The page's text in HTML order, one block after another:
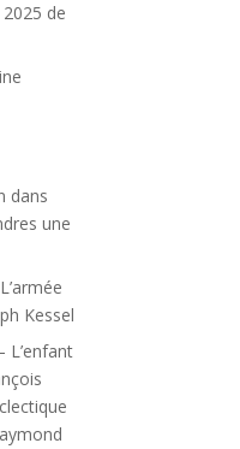
de
dans
une
L’armée
Kessel
L’enfant